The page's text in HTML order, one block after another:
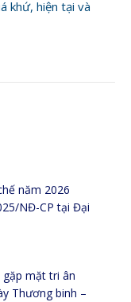
khứ, hiện tại và
năm 2026
NĐ-CP tại Đại
mặt tri ân
Thương binh –